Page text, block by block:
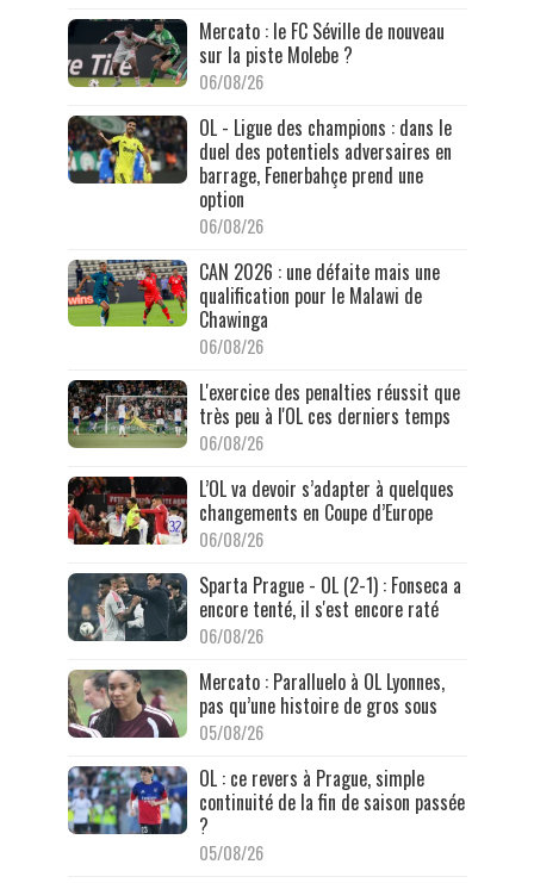
Mercato : le FC Séville de nouveau
sur la piste Molebe ?
06/08/26
OL - Ligue des champions : dans le
duel des potentiels adversaires en
barrage, Fenerbahçe prend une
option
06/08/26
CAN 2026 : une défaite mais une
qualification pour le Malawi de
Chawinga
06/08/26
L'exercice des penalties réussit que
très peu à l'OL ces derniers temps
06/08/26
L’OL va devoir s’adapter à quelques
changements en Coupe d’Europe
06/08/26
Sparta Prague - OL (2-1) : Fonseca a
encore tenté, il s'est encore raté
06/08/26
Mercato : Paralluelo à OL Lyonnes,
pas qu’une histoire de gros sous
05/08/26
OL : ce revers à Prague, simple
continuité de la fin de saison passée
?
05/08/26